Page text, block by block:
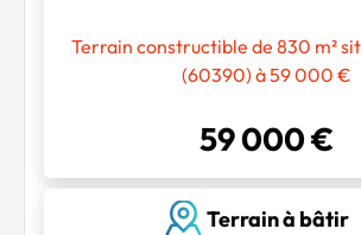
Terrain constructible de 830 m²
(60390) à 59 000 €
59 000 €
Terrain à bâtir